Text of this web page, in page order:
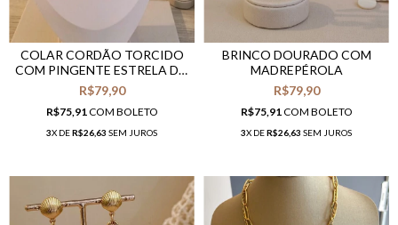
COLAR CORDÃO TORCIDO
COM PINGENTE ESTRELA DO
MAR
R$79,90
R$75,91COM BOLETO
3X DER$26,63 SEM JUROS
BRINCO DOURADO COM
MADREPÉROLA
R$79,90
R$75,91COM BOLETO
3X DER$26,63 SEM JUROS